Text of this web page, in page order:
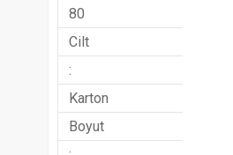
80
Cilt
:
Karton
Boyut